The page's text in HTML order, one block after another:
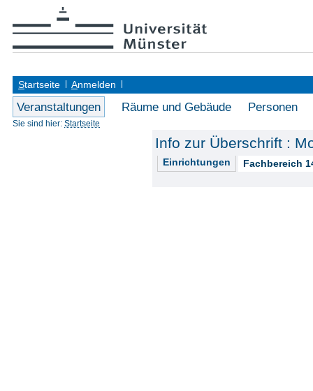
Startseite Anmelden
Veranstaltungen Räume und Gebäude Personen
Sie sind hier: Startseite
Info zur Überschrift :
Einrichtungen Fachbereich